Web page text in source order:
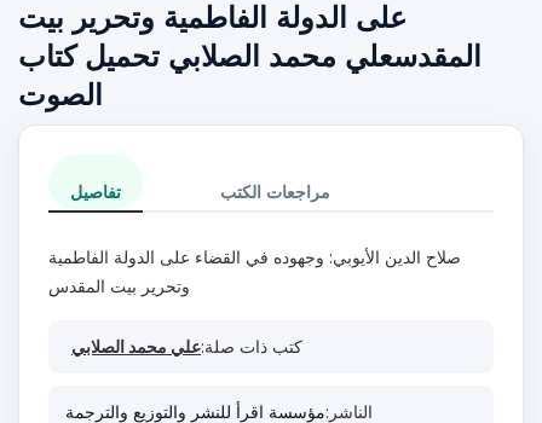
على الدولة الفاطمية وتحرير بيت
المقدسعلي محمد الصلابي تحميل كتاب
الصوت
تفاصيل مراجعات الكتب
صلاح الدين الأيوبي: وجهوده في القضاء على الدولة الفاطمية
وتحرير بيت المقدس
كتب ذات صلة:علي محمد الصلابي
الناشر:مؤسسة اقرأ للنشر والتوزيع والترجمة